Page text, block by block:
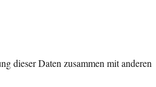
dieser Daten zusammen mit anderen